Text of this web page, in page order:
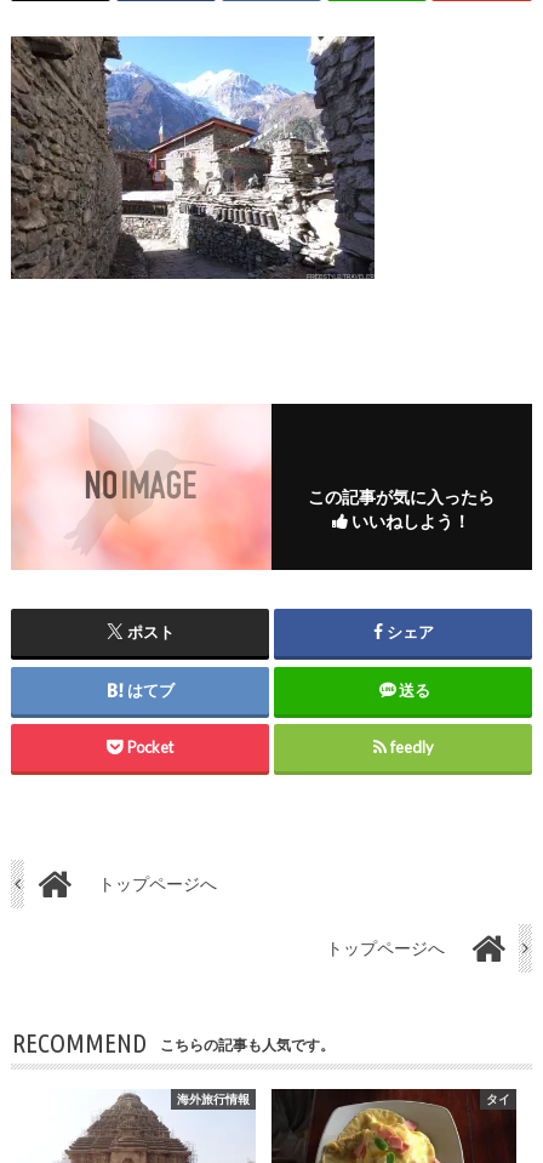
この記事が気に入ったら
いいねしよう！
ポスト シェア
はてブ 送る
Pocket feedly
トップページへ
トップページへ
RECOMMEND こちらの記事も人気です。
海外旅行情報 タイ